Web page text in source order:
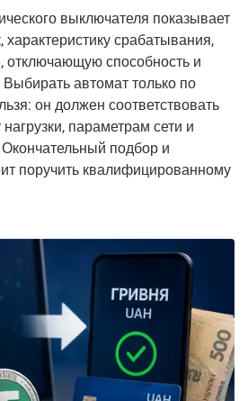
выключателя показывает
срабатывания,
отключающую способность и
автомат только по
он должен соответствовать
параметрам сети и
подбор и
поручить квалифицированному